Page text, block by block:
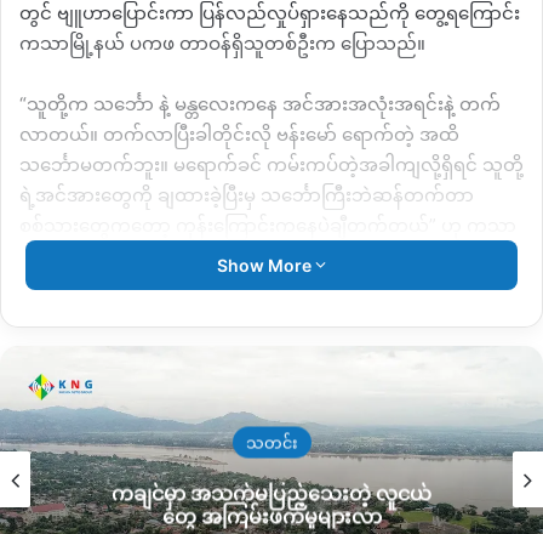
တွင် ဗျူဟာပြောင်းကာ ပြန်လည်လှုပ်ရှားနေသည်ကို တွေ့ရကြောင်း
ကသာမြို့နယ် ပကဖ တာဝန်ရှိသူတစ်ဦးက ပြောသည်။
“သူတို့က သင်္ဘော နဲ့ မန္တလေးက‌နေ အင်အားအလုံးအရင်းနဲ့ တက်
လာတယ်။ တက်လာပြီးခါတိုင်းလို ဗန်းမော် ရောက်တဲ့ အထိ
သင်္ဘောမတက်ဘူး။ မရောက်ခင် ကမ်းကပ်တဲ့အခါကျလို့ရှိရင် သူတို့
ရဲ့အင်အားတွေကို ချထားခဲ့ပြီးမှ သင်္ဘောကြီးဘဲဆန်တက်တာ
မှ ပကဖ တာဝန်ရှိသူက ပြောသည်။
ကုန်းကြောင်းဖြင့် ထိခိုက်မှု နည်းပါးစေမည့် ဗျူဟာကိုအသုံးပြု
နေသည်ဟု သူက ဆက်လက်ပြောဆိုခဲ့သည်။
ထိုကဲ့သို့ မြစ်ကျောင်းနှင့် ကုန်းကြောင်းကို တစ်ပြိုင်နက် အသုံးပြု
လာသည့်အတွက်မြစ်ကြောင်းတစ်‌လျှောက် ကျေးရွာများသို့ ဝင်
ရောက်ကာ နေအိမ်များကို မီးရှို့ခြင်း ပစ္စည်းများဖျက်ဆီးခြင်း
အရပ်သားပြည် သူများအား ဖမ်းဆီးစစ်ဆေးခြင်း ရိုက်နှက်ခြင်းများ
Show More
သတင်း
ကချင်မှာ အသက်မပြည့်သေးတဲ့ လူငယ်
တွေ အကြမ်းဖက်မှုများလာ